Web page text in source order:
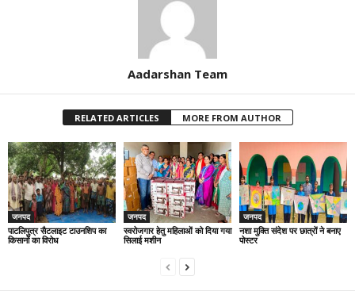
Aadarshan Team
RELATED ARTICLES MORE FROM AUTHOR
जनपद
पाटलिपुत्र सैटलाइट टाउनशिप का
किसानों का विरोध
जनपद
स्वरोजगार हेतु महिलाओं को दिया गया
सिलाई मशीन
जनपद
नशा मुक्ति संदेश पर छात्रों ने बनाए
पोस्टर